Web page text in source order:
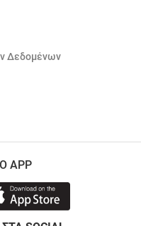
Δεδομένων
APP